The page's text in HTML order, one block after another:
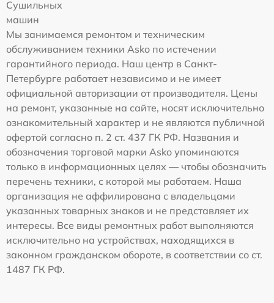
Сушильных
машин
Мы занимаемся ремонтом и техническим
обслуживанием техники Asko по истечении
гарантийного периода. Наш центр в Санкт-
Петербурге работает независимо и не имеет
официальной авторизации от производителя. Цены
на ремонт, указанные на сайте, носят исключительно
ознакомительный характер и не являются публичной
офертой согласно п. 2 ст. 437 ГК РФ. Названия и
обозначения торговой марки Asko упоминаются
только в информационных целях — чтобы обозначить
перечень техники, с которой мы работаем. Наша
организация не аффилирована с владельцами
указанных товарных знаков и не представляет их
интересы. Все виды ремонтных работ выполняются
исключительно на устройствах, находящихся в
законном гражданском обороте, в соответствии со ст.
1487 ГК РФ.